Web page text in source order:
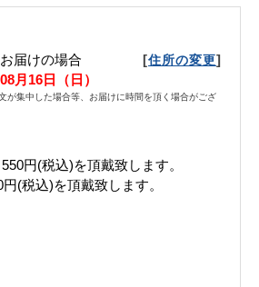
届けの場合 [住所の変更]
月16日（日）
が集中した場合等、お届けに時間を頂く場合がござ
550円(税込)を頂戴致します。
(税込)を頂戴致します。